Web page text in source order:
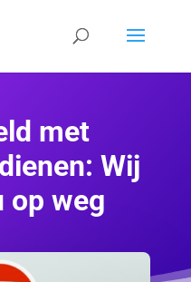
met
Wij
op weg